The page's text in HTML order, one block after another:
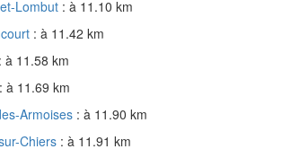
Lombut : à 11.10 km
: à 11.42 km
: à 11.58 km
: à 11.69 km
Armoises : à 11.90 km
Chiers : à 11.91 km